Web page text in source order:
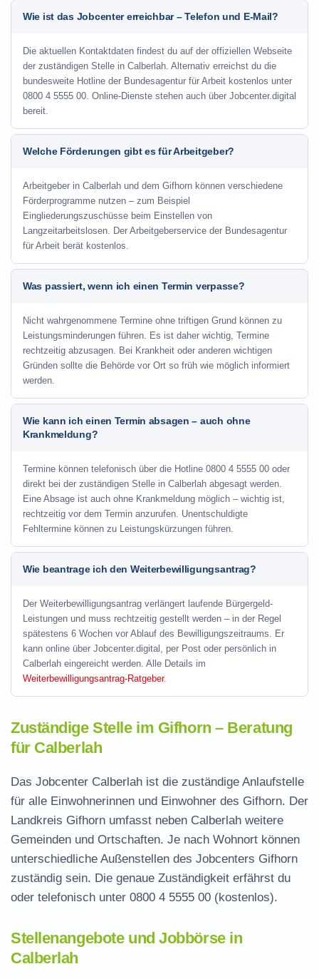
Wie ist das Jobcenter erreichbar – Telefon und E-Mail?
Die aktuellen Kontaktdaten findest du auf der offiziellen Webseite
der zuständigen Stelle in Calberlah. Alternativ erreichst du die
bundesweite Hotline der Bundesagentur für Arbeit kostenlos unter
0800 4 5555 00. Online-Dienste stehen auch über Jobcenter.digital
bereit.
Welche Förderungen gibt es für Arbeitgeber?
Arbeitgeber in Calberlah und dem Gifhorn können verschiedene
Förderprogramme nutzen – zum Beispiel
Eingliederungszuschüsse beim Einstellen von
Langzeitarbeitslosen. Der Arbeitgeberservice der Bundesagentur
für Arbeit berät kostenlos.
Was passiert, wenn ich einen Termin verpasse?
Nicht wahrgenommene Termine ohne triftigen Grund können zu
Leistungsminderungen führen. Es ist daher wichtig, Termine
rechtzeitig abzusagen. Bei Krankheit oder anderen wichtigen
Gründen sollte die Behörde vor Ort so früh wie möglich informiert
werden.
Wie kann ich einen Termin absagen – auch ohne
Krankmeldung?
Termine können telefonisch über die Hotline 0800 4 5555 00 oder
direkt bei der zuständigen Stelle in Calberlah abgesagt werden.
Eine Absage ist auch ohne Krankmeldung möglich – wichtig ist,
rechtzeitig vor dem Termin anzurufen. Unentschuldigte
Fehltermine können zu Leistungskürzungen führen.
Wie beantrage ich den Weiterbewilligungsantrag?
Der Weiterbewilligungsantrag verlängert laufende Bürgergeld-
Leistungen und muss rechtzeitig gestellt werden – in der Regel
spätestens 6 Wochen vor Ablauf des Bewilligungszeitraums. Er
kann online über Jobcenter.digital, per Post oder persönlich in
Calberlah eingereicht werden. Alle Details im
Weiterbewilligungsantrag-Ratgeber.
Zuständige Stelle im Gifhorn – Beratung
für Calberlah
Das Jobcenter Calberlah ist die zuständige Anlaufstelle
für alle Einwohnerinnen und Einwohner des Gifhorn. Der
Landkreis Gifhorn umfasst neben Calberlah weitere
Gemeinden und Ortschaften. Je nach Wohnort können
unterschiedliche Außenstellen des Jobcenters Gifhorn
zuständig sein. Die genaue Zuständigkeit erfährst du
oder telefonisch unter 0800 4 5555 00 (kostenlos).
Stellenangebote und Jobbörse in
Calberlah